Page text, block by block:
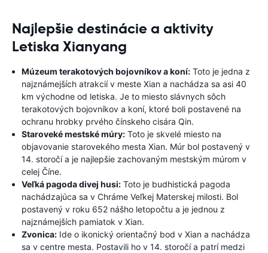
Najlepšie destinácie a aktivity
Letiska Xianyang
Múzeum terakotových bojovníkov a koní: Toto je jedna z
najznámejších atrakcií v meste Xian a nachádza sa asi 40
km východne od letiska. Je to miesto slávnych sôch
terakotových bojovníkov a koní, ktoré boli postavené na
ochranu hrobky prvého čínskeho cisára Qin.
Staroveké mestské múry: Toto je skvelé miesto na
objavovanie starovekého mesta Xian. Múr bol postavený v
14. storočí a je najlepšie zachovaným mestským múrom v
celej Číne.
Veľká pagoda divej husi: Toto je budhistická pagoda
nachádzajúca sa v Chráme Veľkej Materskej milosti. Bol
postavený v roku 652 nášho letopočtu a je jednou z
najznámejších pamiatok v Xian.
Zvonica: Ide o ikonický orientačný bod v Xian a nachádza
sa v centre mesta. Postavili ho v 14. storočí a patrí medzi